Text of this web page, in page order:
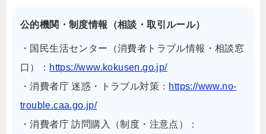
公的機関・制度情報（相談・取引ルール）
・国民生活センター（消費者トラブル情報・相談窓
口）： https://www.kokusen.go.jp/
・消費者庁 迷惑・トラブル対策： https://www.no-
trouble.caa.go.jp/
・消費者庁 訪問購入（制度・注意点）：